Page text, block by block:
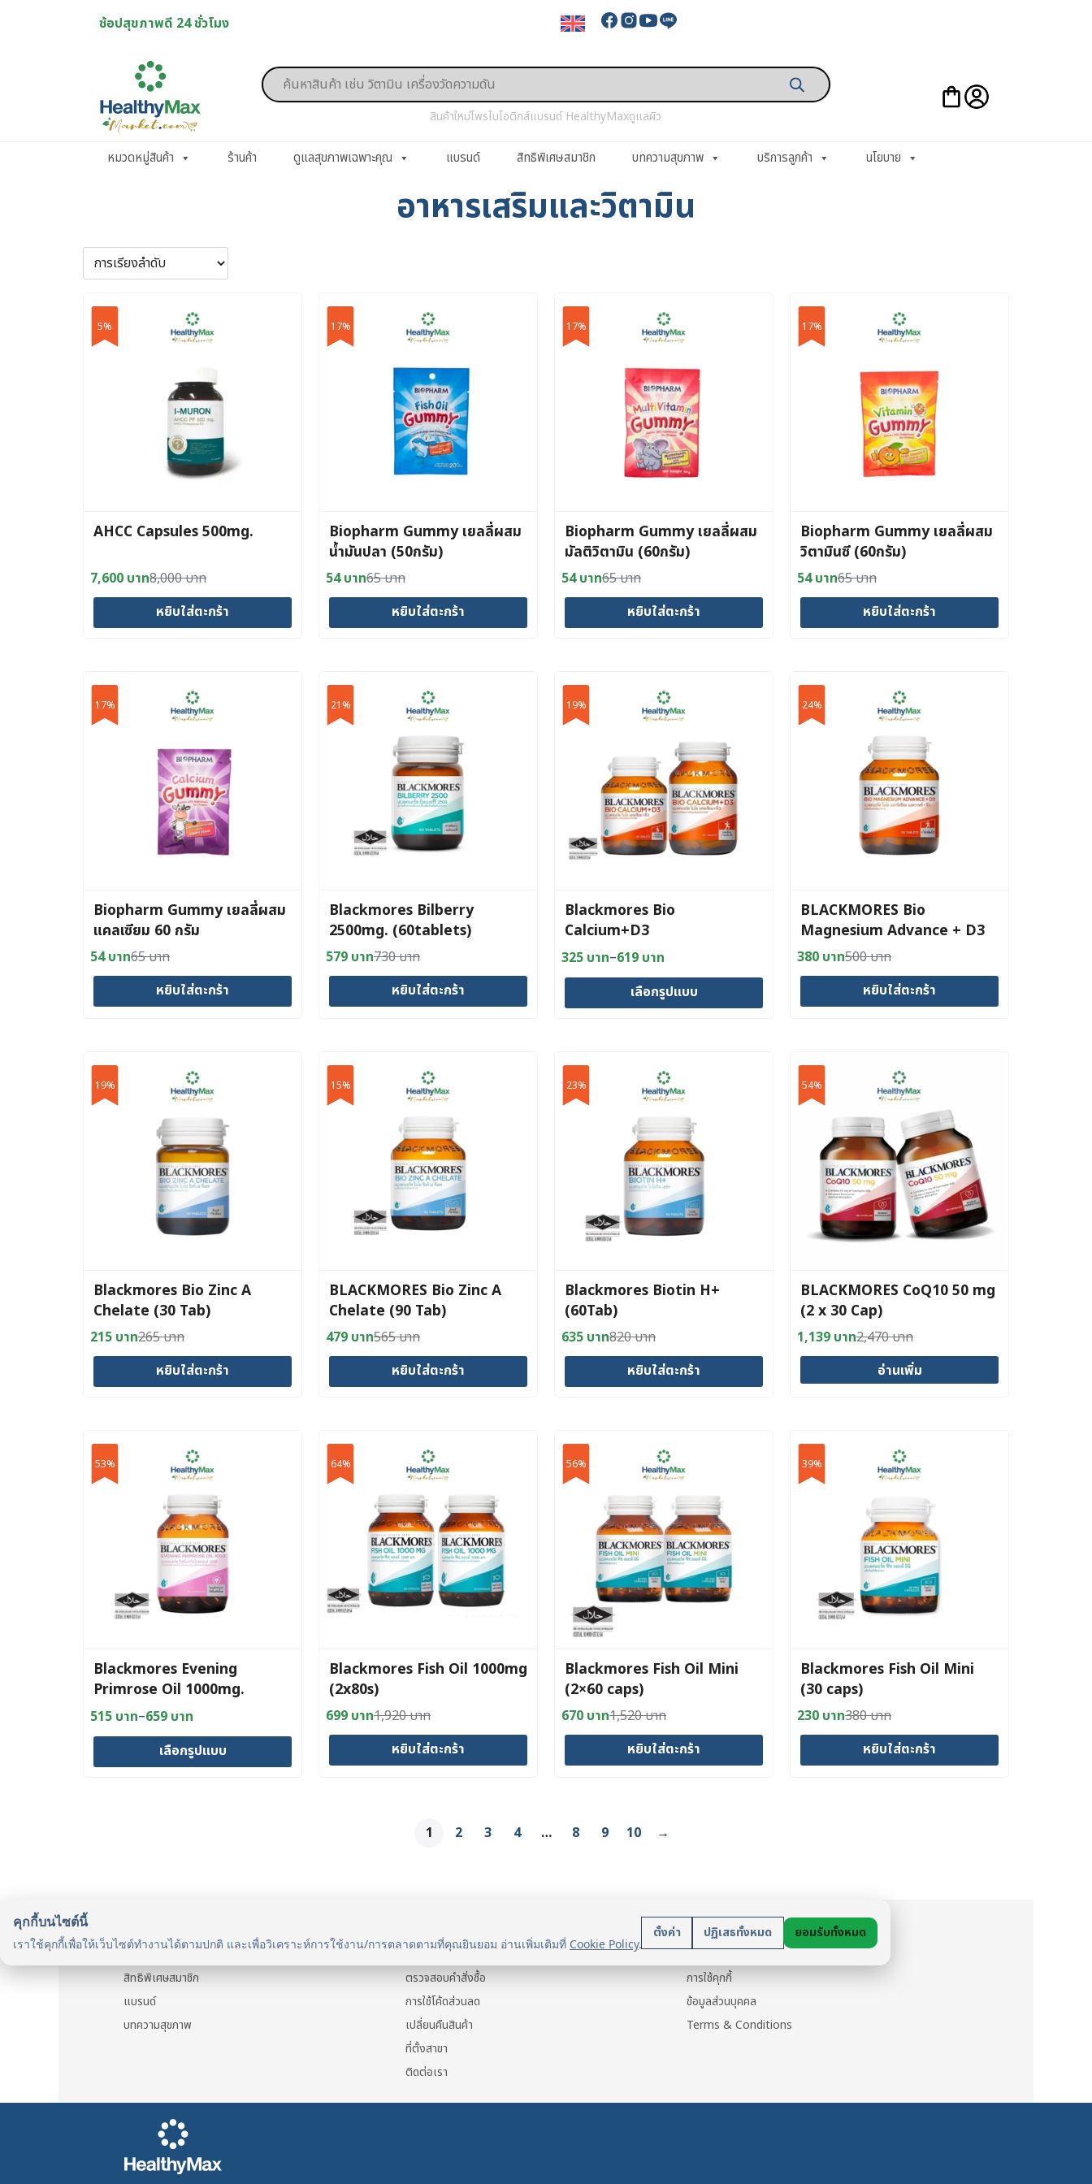
ช้อปสุขภาพดี 24 ชั่วโมง
Products
search
สินค้าใหม่โพรไบโอติกส์แบรนด์ HealthyMaxดูแลผิว
หมวดหมู่สินค้า ร้านค้า ดูแลสุขภาพเฉพาะคุณ แบรนด์ สิทธิพิเศษสมาชิก บทความสุขภาพ บริการลูกค้า นโยบาย
อาหารเสริมและวิตามิน
5%
AHCC Capsules 500mg.
8,000บาท
Original
price
was:
7,600 บาท
Current
price
is:
หยิบใส่ตะกร้า
17%
Biopharm Gummy เยลลี่ผสม
น้ำมันปลา (50กรัม)
65บาท
Original
price
was:
54บาท
Current
price
is:
หยิบใส่ตะกร้า
17%
Biopharm Gummy เยลลี่ผสม
มัลติวิตามิน (60กรัม)
65บาท
Original
price
was:
54บาท
Current
price
is:
หยิบใส่ตะกร้า
17%
Biopharm Gummy เยลลี่ผสม
วิตามินซี (60กรัม)
65บาท
Original
price
was:
54บาท
Current
price
is:
หยิบใส่ตะกร้า
17%
Biopharm Gummy เยลลี่ผสม
แคลเซียม 60 กรัม
65บาท
Original
price
was:
54บาท
Current
price
is:
หยิบใส่ตะกร้า
21%
Blackmores Bilberry
2500mg. (60tablets)
730บาท
Original
price
was:
579 บาท
Current
price
is:
หยิบใส่ตะกร้า
19%
Blackmores Bio
Calcium+D3
325 บาท–619 บาท
Price
range:
325 บาท
เลือกรูปแบบ
has
multiple
variants.
page
24%
BLACKMORES Bio
Magnesium Advance + D3
(50 Tab)500บาท
Original
price
was:
380 บาท
Current
price
is:
หยิบใส่ตะกร้า
19%
Blackmores Bio Zinc A
Chelate (30 Tab)
265บาท
Original
price
was:
215 บาท
Current
price
is:
หยิบใส่ตะกร้า
15%
BLACKMORES Bio Zinc A
Chelate (90 Tab)
565บาท
Original
price
was:
479 บาท
Current
price
is:
หยิบใส่ตะกร้า
23%
Blackmores Biotin H+
(60Tab)
820บาท
Original
price
was:
635 บาท
Current
price
is:
หยิบใส่ตะกร้า
54%
BLACKMORES CoQ10 50 mg
(2 x 30 Cap)
2,470บาท
Original
price
was:
1,139 บาท
Current
price
is:
อ่านเพิ่ม
53%
Blackmores Evening
Primrose Oil 1000mg.
515 บาท–659 บาท
Price
range:
515 บาท
เลือกรูปแบบ
options
may
be
chosen
product
64%
Blackmores Fish Oil 1000mg
(2x80s)
1,920บาท
Original
price
was:
699 บาท
Current
price
is:
หยิบใส่ตะกร้า
56%
Blackmores Fish Oil Mini
(2×60 caps)
1,520บาท
Original
price
was:
670 บาท
Current
price
is:
หยิบใส่ตะกร้า
39%
Blackmores Fish Oil Mini
(30 caps)
380บาท
Original
price
was:
230 บาท
Current
price
is:
หยิบใส่ตะกร้า
1 2 3 4 … 8 9 10 →
คุกกี้บนไซต์นี้
เราใช้คุกกี้เพื่อให้เว็บไซต์ทำงานได้ตามปกติ และเพื่อวิเคราะห์การใช้งาน/การตลาดตามที่คุณยินยอม อ่านเพิ่มเติมที่ Cookie Policy.
ตั้งค่า ปฏิเสธทั้งหมด ยอมรับทั้งหมด
สิทธิพิเศษสมาชิก
แบรนด์
บทความสุขภาพ
แจ้งการชำระเงิน
ตรวจสอบคำสั่งซื้อ
การใช้โค้ดส่วนลด
เปลี่ยนคืนสินค้า
ที่ตั้งสาขา
ติดต่อเรา
นโยบาย
ข้อมูลส่วนตัว
การใช้คุกกี้
ข้อมูลส่วนบุคคล
Terms & Conditions